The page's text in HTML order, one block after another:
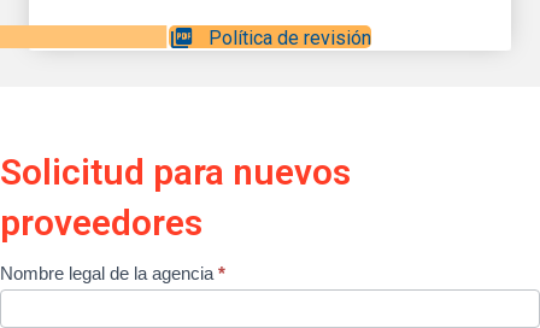
Política de revisión
Solicitud para nuevos
proveedores
Solicitud
Nombre legal de la agencia *